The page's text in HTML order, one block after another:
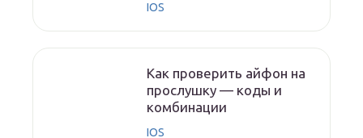
IOS
Как проверить айфон на
прослушку — коды и
комбинации
IOS